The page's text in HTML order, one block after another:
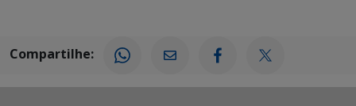
Compartilhe: